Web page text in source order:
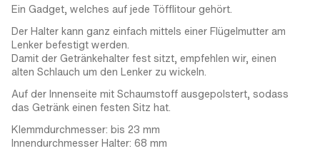
Ein Gadget, welches auf jede Töfflitour gehört.
Der Halter kann ganz einfach mittels einer Flügelmutter am
Lenker befestigt werden.
Damit der Getränkehalter fest sitzt, empfehlen wir, einen
alten Schlauch um den Lenker zu wickeln.
Auf der Innenseite mit Schaumstoff ausgepolstert, sodass
das Getränk einen festen Sitz hat.
Klemmdurchmesser: bis 23 mm
Innendurchmesser Halter: 68 mm